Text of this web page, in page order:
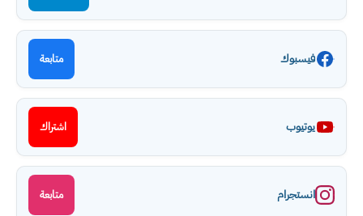
فيسبوك متابعة
يوتيوب اشتراك
انستجرام متابعة